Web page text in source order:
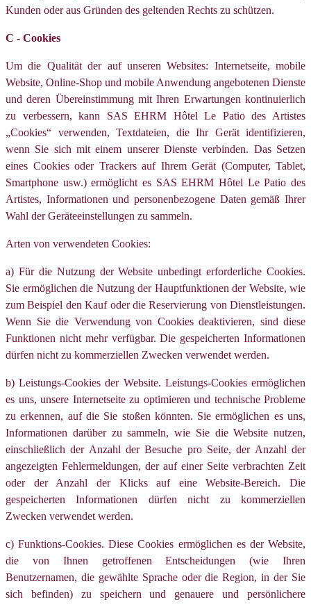
Kunden oder aus Gründen des geltenden Rechts zu schützen.
C - Cookies
Um die Qualität der auf unseren Websites: Internetseite, mobile
Website, Online-Shop und mobile Anwendung angebotenen Dienste
und deren Übereinstimmung mit Ihren Erwartungen kontinuierlich
zu verbessern, kann SAS EHRM Hôtel Le Patio des Artistes
„Cookies“ verwenden, Textdateien, die Ihr Gerät identifizieren,
wenn Sie sich mit einem unserer Dienste verbinden. Das Setzen
eines Cookies oder Trackers auf Ihrem Gerät (Computer, Tablet,
Smartphone usw.) ermöglicht es SAS EHRM Hôtel Le Patio des
Artistes, Informationen und personenbezogene Daten gemäß Ihrer
Wahl der Geräteeinstellungen zu sammeln.
Arten von verwendeten Cookies:
a) Für die Nutzung der Website unbedingt erforderliche Cookies.
Sie ermöglichen die Nutzung der Hauptfunktionen der Website, wie
zum Beispiel den Kauf oder die Reservierung von Dienstleistungen.
Wenn Sie die Verwendung von Cookies deaktivieren, sind diese
Funktionen nicht mehr verfügbar. Die gespeicherten Informationen
dürfen nicht zu kommerziellen Zwecken verwendet werden.
b) Leistungs-Cookies der Website. Leistungs-Cookies ermöglichen
es uns, unsere Internetseite zu optimieren und technische Probleme
zu erkennen, auf die Sie stoßen könnten. Sie ermöglichen es uns,
Informationen darüber zu sammeln, wie Sie die Website nutzen,
einschließlich der Anzahl der Besuche pro Seite, der Anzahl der
angezeigten Fehlermeldungen, der auf einer Seite verbrachten Zeit
oder der Anzahl der Klicks auf eine Website-Bereich. Die
gespeicherten Informationen dürfen nicht zu kommerziellen
Zwecken verwendet werden.
c) Funktions-Cookies. Diese Cookies ermöglichen es der Website,
die von Ihnen getroffenen Entscheidungen (wie Ihren
Benutzernamen, die gewählte Sprache oder die Region, in der Sie
sich befinden) zu speichern und genauere und persönlichere